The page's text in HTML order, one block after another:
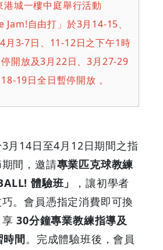
城一樓中庭舉行活動
Jam!自由打」於3月14-15、
月3-7日、11-12日之下午1時
開放及3月22日、3月27-29
19日全日暫停開放 。
月14日至4月12日期間之指
間，邀請專業匹克球教練
體驗班」
，讓初學者
。會員憑指定消費即可換
享30分鐘專業教練指導及
時間。完成體驗班後，會員